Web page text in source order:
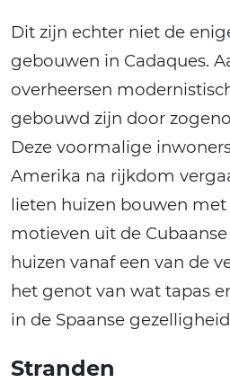
Dit zijn echter niet de
gebouwen in Cadaques.
overheersen
gebouwd zijn door
Deze voormalige
Amerika na rijkdom
lieten huizen bouwen
motieven uit de
huizen vanaf een van de
het genot van wat tapas
in de Spaanse
Stranden